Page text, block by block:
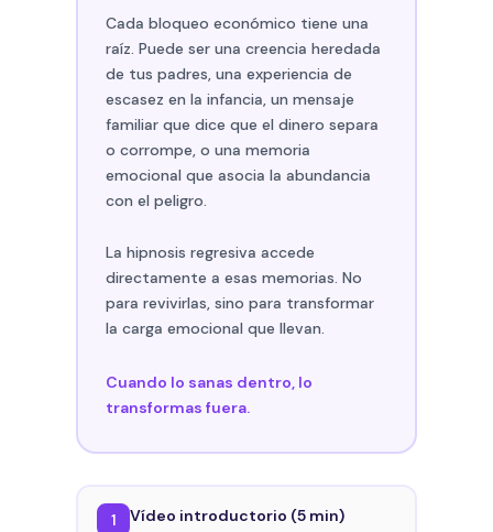
Cada bloqueo económico tiene una
raíz. Puede ser una creencia heredada
de tus padres, una experiencia de
escasez en la infancia, un mensaje
familiar que dice que el dinero separa
o corrompe, o una memoria
emocional que asocia la abundancia
con el peligro.
La hipnosis regresiva accede
directamente a esas memorias. No
para revivirlas, sino para transformar
la carga emocional que llevan.
Cuando lo sanas dentro, lo
transformas fuera.
1 Vídeo introductorio (5 min)